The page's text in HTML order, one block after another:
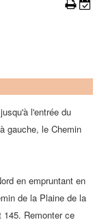
l'entrée du
gauche, le Chemin
en empruntant en
de la Plaine de la
Remonter ce